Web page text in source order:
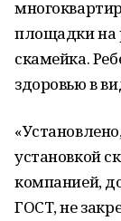
площадки на
скамейка.
здоровью в
установкой
компанией,
ГОСТ, не